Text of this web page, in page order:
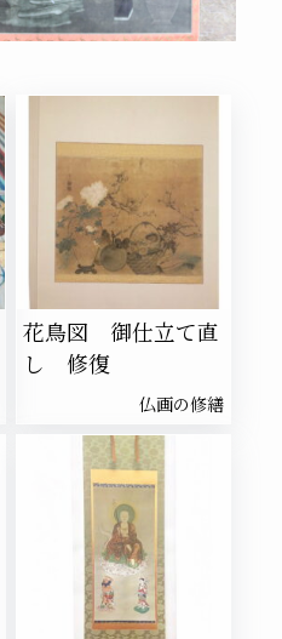
花鳥図 御仕立て直
し 修復
仏画の修繕